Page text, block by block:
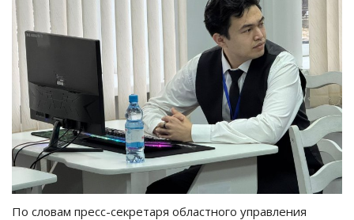
По словам пресс-секретаря областного управления